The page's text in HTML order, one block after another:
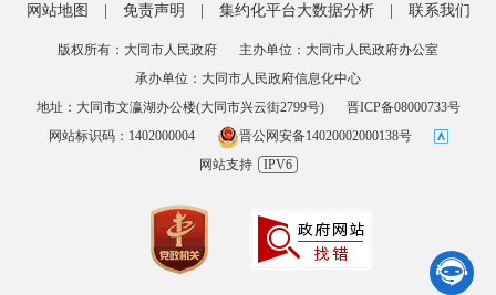

网站地图 | 免责声明 | 集约化平台大数据分析 | 联系我们
版权所有：大同市人民政府
主办单位：大同市人民政府办公室
承办单位：大同市人民政府信息化中心
地址：大同市文瀛湖办公楼(大同市兴云街2799号)
晋ICP备08000733号
网站标识码：1402000004
晋公网安备14020002000138号
网站支持
IPV6